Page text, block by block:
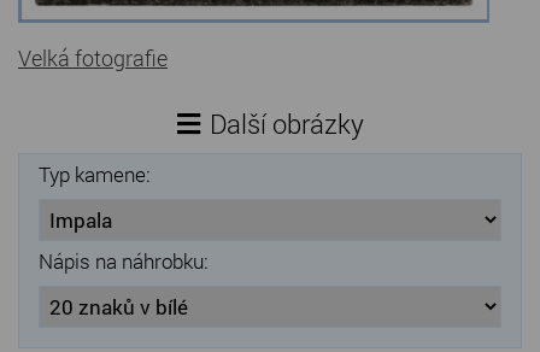
Velká fotografie
Další obrázky
Typ kamene:
Nápis na náhrobku: